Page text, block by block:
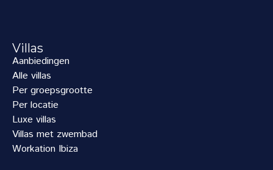
Villas
Aanbiedingen
Alle villas
Per groepsgrootte
Per locatie
Luxe villas
Villas met zwembad
Workation Ibiza